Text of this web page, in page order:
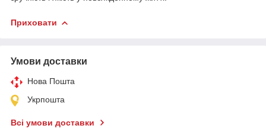
Приховати
Умови доставки
Нова Пошта
Укрпошта
Всі умови доставки